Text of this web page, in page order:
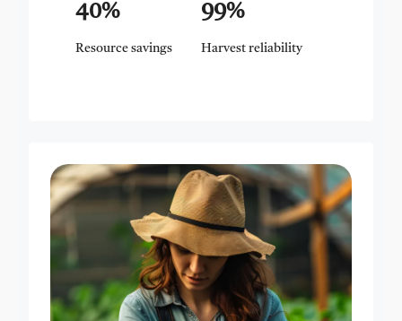
40%
Resource savings
99%
Harvest reliability